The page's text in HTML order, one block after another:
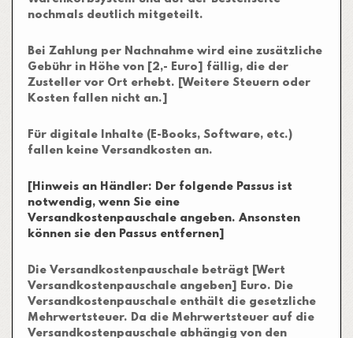
nochmals deutlich mitgeteilt.
Bei Zahlung per Nachnahme wird eine zusätzliche
Gebühr in Höhe von [2,- Euro] fällig, die der
Zusteller vor Ort erhebt. [Weitere Steuern oder
Kosten fallen nicht an.]
Für digitale Inhalte (E-Books, Software, etc.)
fallen keine Versandkosten an.
[Hinweis an Händler: Der folgende Passus ist
notwendig, wenn Sie eine
Versandkostenpauschale angeben. Ansonsten
können sie den Passus entfernen]
Die Versandkostenpauschale beträgt [Wert
Versandkostenpauschale angeben] Euro. Die
Versandkostenpauschale enthält die gesetzliche
Mehrwertsteuer. Da die Mehrwertsteuer auf die
Versandkostenpauschale abhängig von den